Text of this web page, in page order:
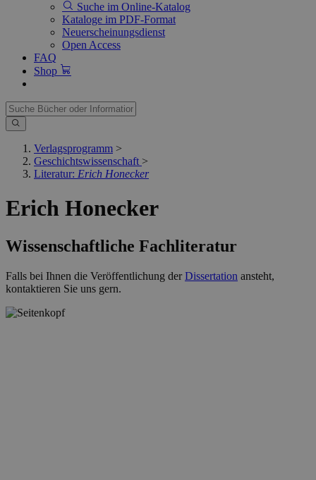
Suche im Online-Katalog
Kataloge im PDF-Format
Neuerscheinungsdienst
Open Access
FAQ
Shop
Verlagsprogramm >
Geschichtswissenschaft >
Literatur: Erich Honecker
Erich Honecker
Wissenschaftliche Fachliteratur
Falls bei Ihnen die Veröffentlichung derDissertation ansteht,
kontaktieren Sie uns gern.